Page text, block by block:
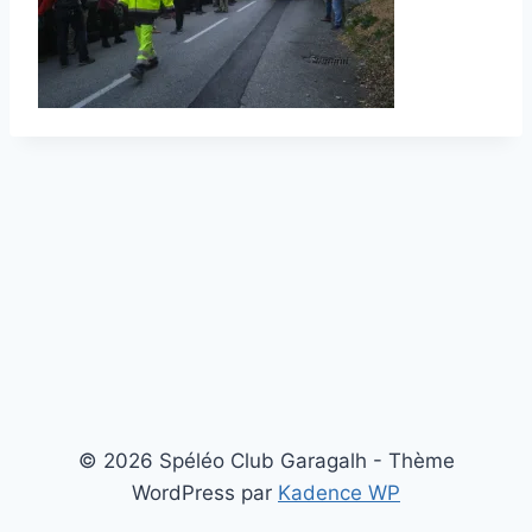
© 2026 Spéléo Club Garagalh - Thème
WordPress par Kadence WP